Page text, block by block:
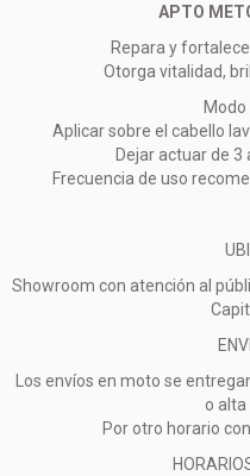
APTO
Repara y
Otorga vitalidad,
Aplicar sobre el cabello
Dejar actuar de 3
Frecuencia de uso
Showroom con atención al
Los envíos en moto se
o
Por otro horario